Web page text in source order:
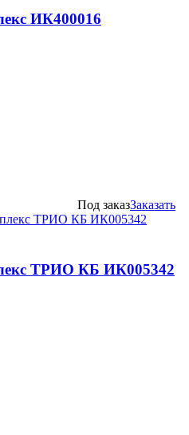
ИК400016
Под заказЗаказать
ТРИО КБ ИК005342